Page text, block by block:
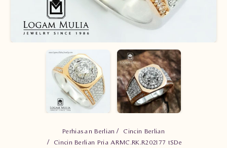
Perhiasan Berlian
Cincin Berlian
Cincin Berlian Pria ARMC.RK.R202177 tSDe